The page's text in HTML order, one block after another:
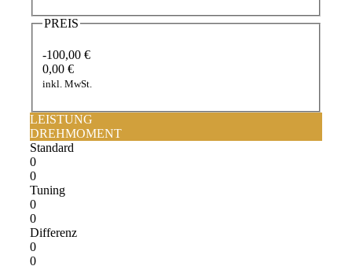
PREIS
-100,00 €
0,00 €
inkl. MwSt.
LEISTUNG
DREHMOMENT
Standard
0
0
Tuning
0
0
Differenz
0
0